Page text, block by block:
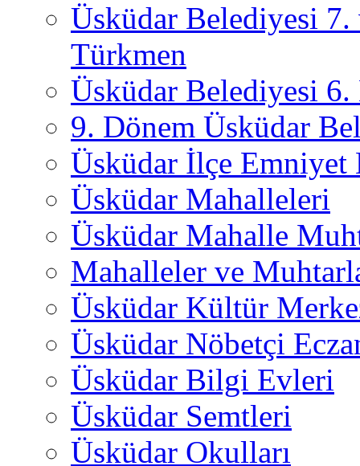
Üsküdar Belediyesi
Türkmen
Üsküdar Belediyesi 6.
9. Dönem Üsküdar
Üsküdar İlçe
Üsküdar Mahalleleri
Üsküdar Mahalle
Mahalleler ve
Üsküdar Kültür
Üsküdar Nöbetçi
Üsküdar Bilgi Evleri
Üsküdar Semtleri
Üsküdar Okulları